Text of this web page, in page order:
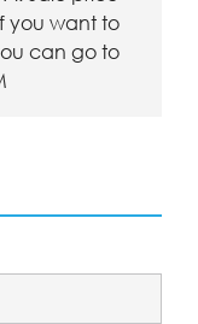
you want to
can go to